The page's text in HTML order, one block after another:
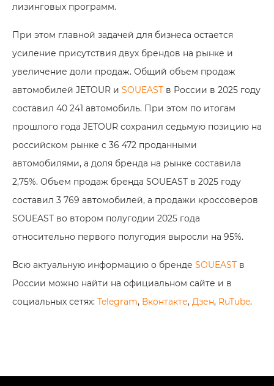
лизинговых программ.
При этом главной задачей для бизнеса остается
усиление присутствия двух брендов на рынке и
увеличение доли продаж. Общий объем продаж
автомобилей JETOUR и SOUEAST в России в 2025 году
составил 40 241 автомобиль. При этом по итогам
прошлого года JETOUR сохранил седьмую позицию на
российском рынке с 36 472 проданными
автомобилями, а доля бренда на рынке составила
2,75%. Объем продаж бренда SOUEAST в 2025 году
составил 3 769 автомобилей, а продажи кроссоверов
SOUEAST во втором полугодии 2025 года
относительно первого полугодия выросли на 95%.
Всю актуальную информацию о бренде SOUEAST в
России можно найти на официальном сайте и в
социальных сетях: Telegram, Вконтакте, Дзен, RuTube.